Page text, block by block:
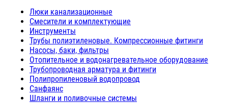
Люки канализационные
Cмесители и комплектующие
Инструменты
Трубы полиэтиленовые. Компрессионные фитинги
Насосы, баки, фильтры
Отопительное и водонагревательное оборудование
Трубопроводная арматура и фитинги
Полипропиленовый водопровод
Санфаянс
Шланги и поливочные системы